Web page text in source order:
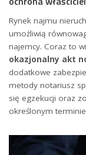
Rynek najmu
umożliwią
najemcy. Coraz to
okazjonalny akt
dodatkowe
metody notariusz
się egzekucji oraz
określonym